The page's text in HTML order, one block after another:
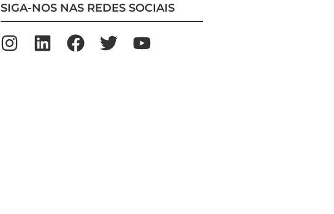
SIGA-NOS NAS REDES SOCIAIS